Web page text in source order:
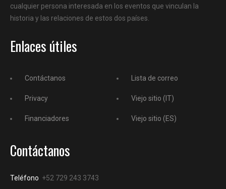
cualquier persona interesada en los eventos que vinculan la
historia y las relaciones de estos dos países.
Enlaces útiles
Contáctanos
Privacy
Financiadores
Lista de correo
Viejo sitio (IT)
Viejo sitio (ES)
Contáctanos
Teléfono +52 729 243 3743